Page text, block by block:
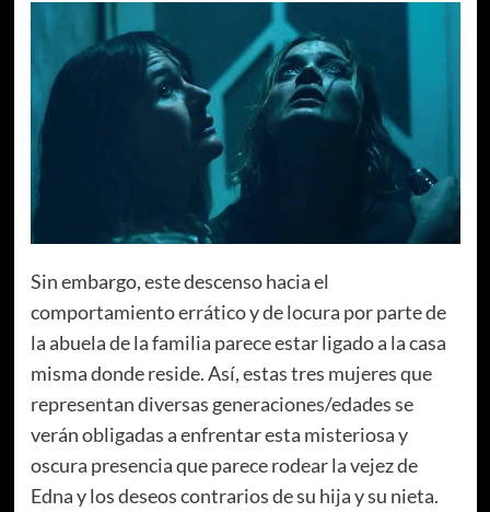
Sin embargo, este descenso hacia el
comportamiento errático y de locura por parte de
la abuela de la familia parece estar ligado a la casa
misma donde reside. Así, estas tres mujeres que
representan diversas generaciones/edades se
verán obligadas a enfrentar esta misteriosa y
oscura presencia que parece rodear la vejez de
Edna y los deseos contrarios de su hija y su nieta.